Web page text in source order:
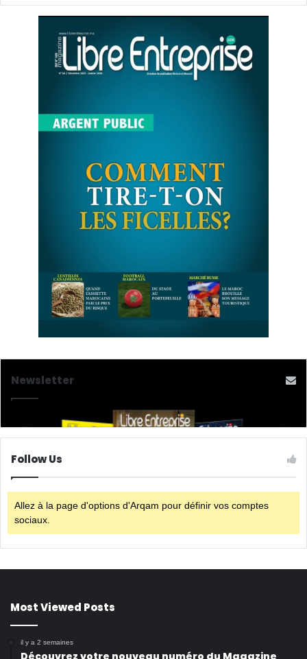
Newsletter
Follow Us
Allez à la page d'options d'Arqam pour définir vos comptes
sociaux.
Most Viewed Posts
il y a 2 semaines
Découvrez votre nouveau numéro du Magazine